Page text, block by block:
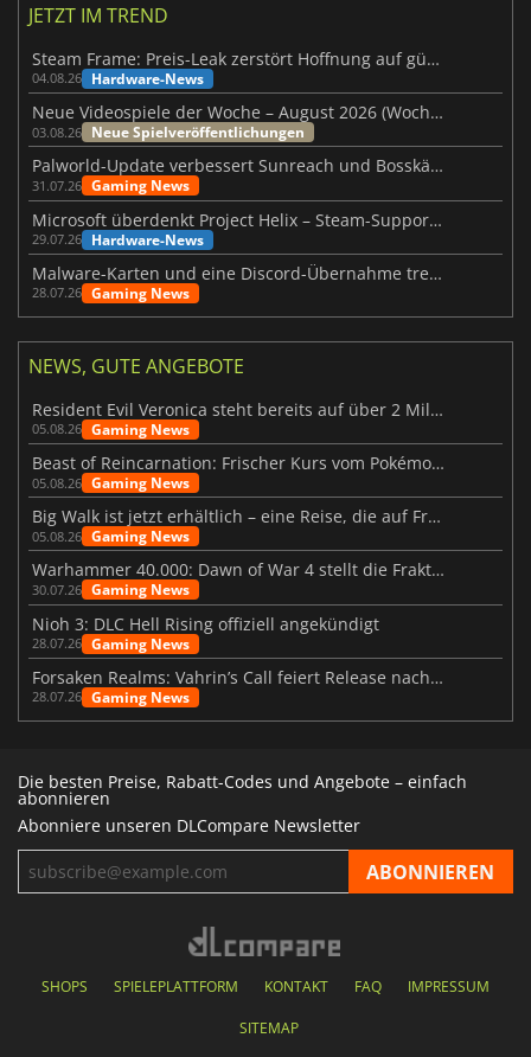
JETZT IM TREND
Steam Frame: Preis-Leak zerstört Hoffnung auf günstiges VR-Headset
04.08.26 Hardware-News
Neue Videospiele der Woche – August 2026 (Woche 32)
03.08.26 Neue Spielveröffentlichungen
Palworld-Update verbessert Sunreach und Bosskämpfe deutlich
31.07.26 Gaming News
Microsoft überdenkt Project Helix – Steam-Support gefährdet
29.07.26 Hardware-News
Malware-Karten und eine Discord-Übernahme treffen Meccha Chameleon
28.07.26 Gaming News
NEWS, GUTE ANGEBOTE
Resident Evil Veronica steht bereits auf über 2 Millionen Wunschlisten
05.08.26 Gaming News
Beast of Reincarnation: Frischer Kurs vom Pokémon-Studio
05.08.26 Gaming News
Big Walk ist jetzt erhältlich – eine Reise, die auf Freundschaft basiert
05.08.26 Gaming News
Warhammer 40.000: Dawn of War 4 stellt die Fraktion der Necrons vor
30.07.26 Gaming News
Nioh 3: DLC Hell Rising offiziell angekündigt
28.07.26 Gaming News
Forsaken Realms: Vahrin’s Call feiert Release nach 10 Jahren
28.07.26 Gaming News
Die besten Preise, Rabatt-Codes und Angebote – einfach
abonnieren
Abonniere unseren DLCompare Newsletter
SHOPS SPIELEPLATTFORM KONTAKT FAQ IMPRESSUM
SITEMAP